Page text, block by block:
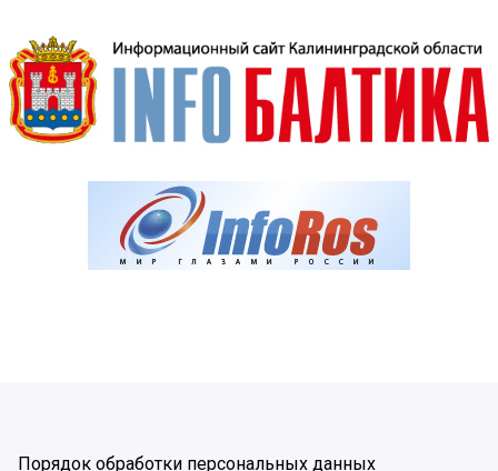
Порядок обработки персональных данных